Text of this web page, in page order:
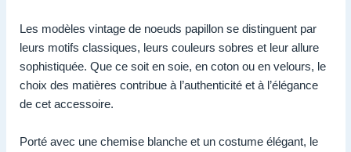
Les modèles vintage de noeuds papillon se distinguent par
leurs motifs classiques, leurs couleurs sobres et leur allure
sophistiquée. Que ce soit en soie, en coton ou en velours, le
choix des matières contribue à l’authenticité et à l’élégance
de cet accessoire.
Porté avec une chemise blanche et un costume élégant, le